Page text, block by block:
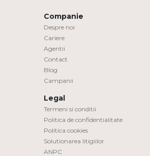
Companie
Despre noi
Cariere
Agentii
Contact
Blog
Campanii
Legal
Termeni si conditii
Politica de confidentialitate
Politica cookies
Solutionarea litigiilor
ANPC